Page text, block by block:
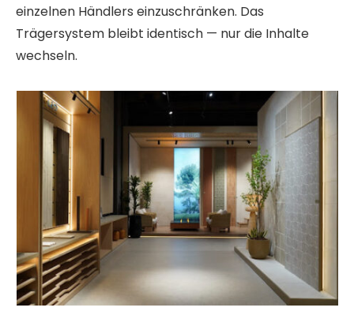
einzelnen Händlers einzuschränken. Das
Trägersystem bleibt identisch — nur die Inhalte
wechseln.